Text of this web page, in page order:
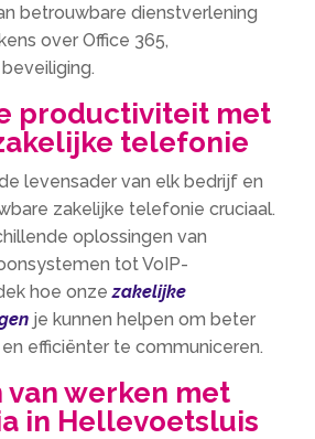
betrouwbare dienstverlening
over Office 365,
productiviteit met
telefonie
levensader van elk bedrijf en
zakelijke telefonie cruciaal.​
oplossingen van
tot VoIP-
hoe onzezakelijke
je kunnen helpen om beter
efficiënter te communiceren.​
werken met
in Hellevoetsluis